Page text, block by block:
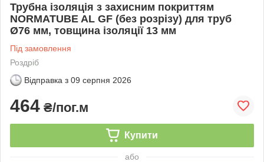
Трубна ізоляція з захисним покриттям
NORMATUBE AL GF (без розрізу) для труб
Ø76 мм, товщина ізоляції 13 мм
Під замовлення
Роздріб
Відправка з 09 серпня 2026
464 ₴/пог.м
Купити
або